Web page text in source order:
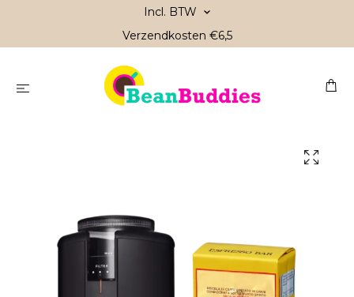
Incl. BTW
Verzendkosten €6,5